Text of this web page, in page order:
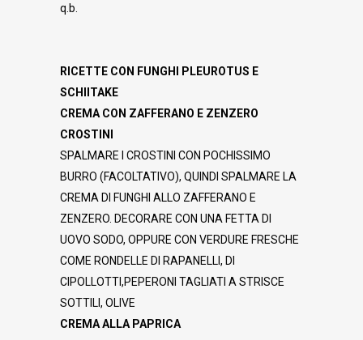
q.b.
RICETTE CON FUNGHI PLEUROTUS E
SCHIITAKE
CREMA CON ZAFFERANO E ZENZERO
CROSTINI
SPALMARE I CROSTINI CON POCHISSIMO
BURRO (FACOLTATIVO), QUINDI SPALMARE LA
CREMA DI FUNGHI ALLO ZAFFERANO E
ZENZERO. DECORARE CON UNA FETTA DI
UOVO SODO, OPPURE CON VERDURE FRESCHE
COME RONDELLE DI RAPANELLI, DI
CIPOLLOTTI,PEPERONI TAGLIATI A STRISCE
SOTTILI, OLIVE
CREMA ALLA PAPRICA